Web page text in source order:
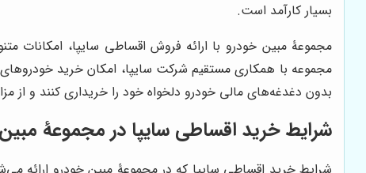
بسیار کارآمد است.
مجموعۀ مبین خودرو با ارائه فروش اقساطی سایپا، امکانات
مجموعه با همکاری مستقیم شرکت سایپا، امکان خرید
بدون دغدغه‌های مالی خودرو دلخواه خود را خریداری کنند و از
شرایط خرید اقساطی سایپا در مجموعۀ